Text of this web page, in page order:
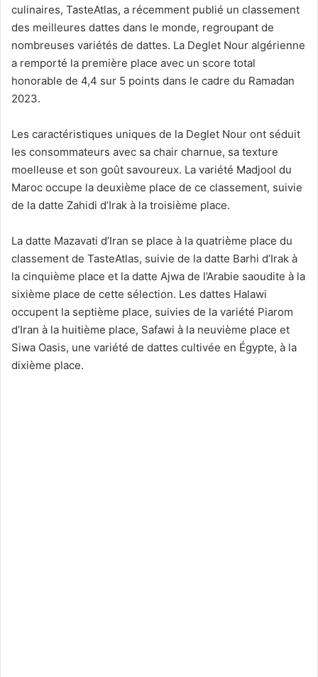
culinaires, TasteAtlas, a récemment publié un classement
des meilleures dattes dans le monde, regroupant de
nombreuses variétés de dattes. La Deglet Nour algérienne
a remporté la première place avec un score total
honorable de 4,4 sur 5 points dans le cadre du Ramadan
2023.
Les caractéristiques uniques de la Deglet Nour ont séduit
les consommateurs avec sa chair charnue, sa texture
moelleuse et son goût savoureux. La variété Madjool du
Maroc occupe la deuxième place de ce classement, suivie
de la datte Zahidi d’Irak à la troisième place.
La datte Mazavati d’Iran se place à la quatrième place du
classement de TasteAtlas, suivie de la datte Barhi d’Irak à
la cinquième place et la datte Ajwa de l’Arabie saoudite à la
sixième place de cette sélection. Les dattes Halawi
occupent la septième place, suivies de la variété Piarom
d’Iran à la huitième place, Safawi à la neuvième place et
Siwa Oasis, une variété de dattes cultivée en Égypte, à la
dixième place.